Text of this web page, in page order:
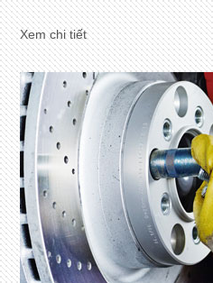
Xem chi tiết